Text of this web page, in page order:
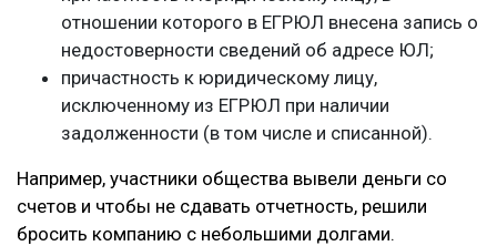
отношении которого в ЕГРЮЛ внесена запись о
недостоверности сведений об адресе ЮЛ;
причастность к юридическому лицу,
исключенному из ЕГРЮЛ при наличии
задолженности (в том числе и списанной).
Например, участники общества вывели деньги со
счетов и чтобы не сдавать отчетность, решили
бросить компанию с небольшими долгами.